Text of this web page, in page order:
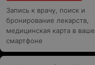
Запись к врачу, поиск и
бронирование лекарств,
медицинская карта в
смартфоне